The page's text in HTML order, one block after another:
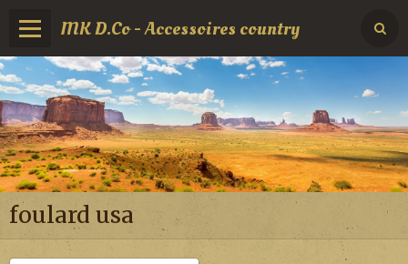
MK D.Co - Accessoires country
foulard usa